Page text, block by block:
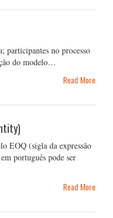
participantes no processo
do modelo…
Read More
EOQ (sigla da expressão
português pode ser
Read More